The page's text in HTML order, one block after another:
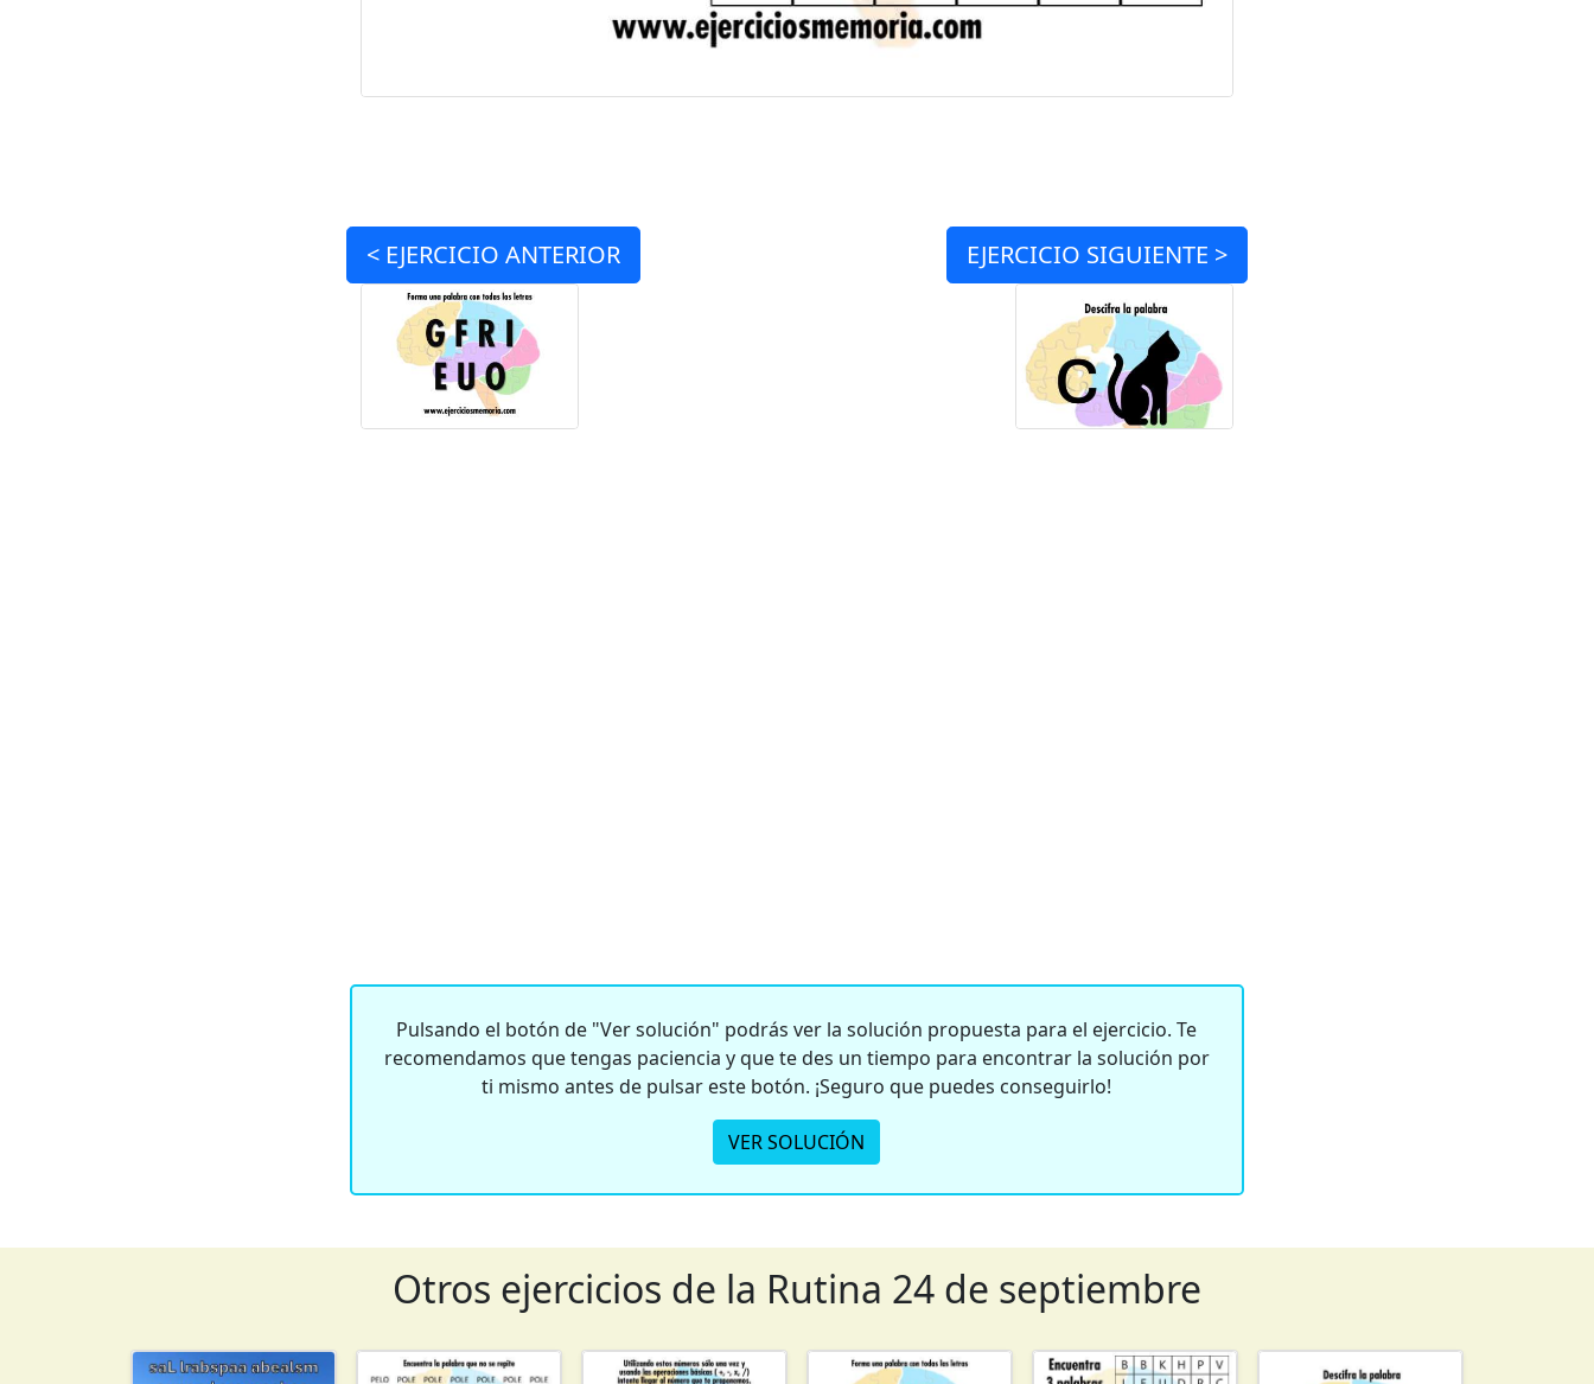
< EJERCICIO ANTERIOR EJERCICIO SIGUIENTE >
Pulsando el botón de "Ver solución" podrás ver la solución propuesta para el ejercicio. Te
recomendamos que tengas paciencia y que te des un tiempo para encontrar la solución por
ti mismo antes de pulsar este botón. ¡Seguro que puedes conseguirlo!
VER SOLUCIÓN
Otros ejercicios de la Rutina 24 de septiembre